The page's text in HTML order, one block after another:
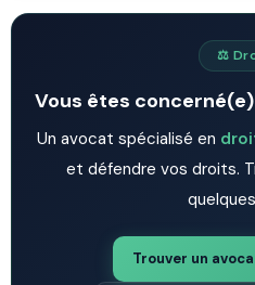
⚖️
Vous êtes
Un avocat spécialisé en
et défendre vos droits.
Trouver un